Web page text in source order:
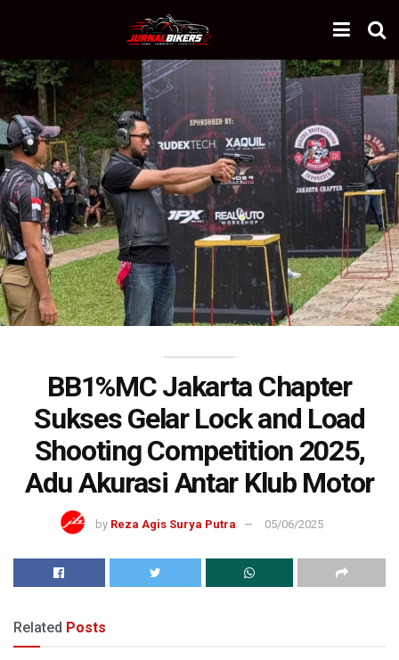
BB1%MC Jakarta Chapter
Sukses Gelar Lock and Load
Shooting Competition 2025,
Adu Akurasi Antar Klub Motor
by Reza Agis Surya Putra 05/06/2025
Related Posts